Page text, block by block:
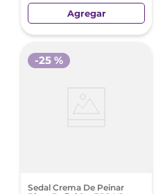
Agregar
Sedal Crema De Peinar
-25 %